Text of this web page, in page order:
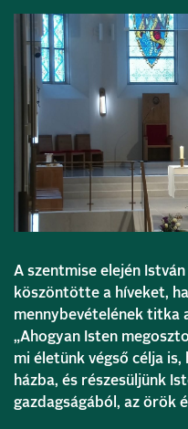
A szentmise elején
köszöntötte a híveket,
mennybevételének titka
„Ahogyan Isten
mi életünk végső célja
házba, és részesüljünk
gazdagságából, az örök